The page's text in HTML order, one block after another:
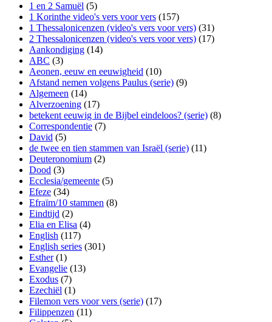
1 en 2 Samuël (5)
1 Korinthe video's vers voor vers (157)
1 Thessalonicenzen (video's vers voor vers) (31)
2 Thessalonicenzen (video's vers voor vers) (17)
Aankondiging (14)
ABC (3)
Aeonen, eeuw en eeuwigheid (10)
Afstand nemen volgens Paulus (serie) (9)
Algemeen (14)
Alverzoening (17)
betekent eeuwig in de Bijbel eindeloos? (serie) (8)
Correspondentie (7)
David (5)
de twee en tien stammen van Israël (serie) (11)
Deuteronomium (2)
Dood (3)
Ecclesia/gemeente (5)
Efeze (34)
Efraïm/10 stammen (8)
Eindtijd (2)
Elia en Elisa (4)
English (117)
English series (301)
Esther(1)
Evangelie (13)
Exodus (7)
Ezechiël (1)
Filemon vers voor vers (serie) (17)
Filippenzen (11)